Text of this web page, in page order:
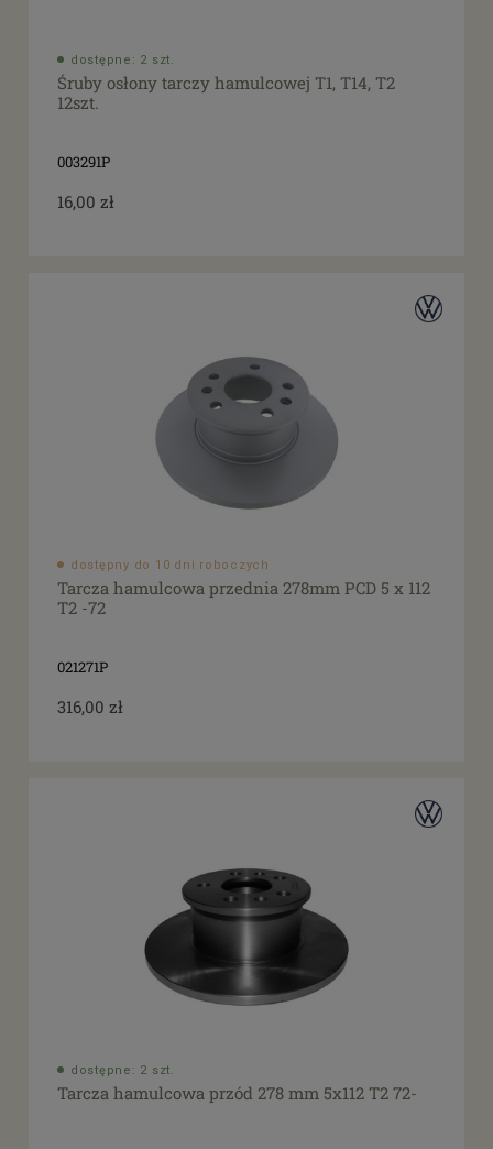
dostępne: 2 szt.
Śruby osłony tarczy hamulcowej T1, T14, T2
12szt.
003291P
16,00 zł
dostępny do 10 dni roboczych
Tarcza hamulcowa przednia 278mm PCD 5 x 112
T2 -72
021271P
316,00 zł
dostępne: 2 szt.
Tarcza hamulcowa przód 278 mm 5x112 T2 72-